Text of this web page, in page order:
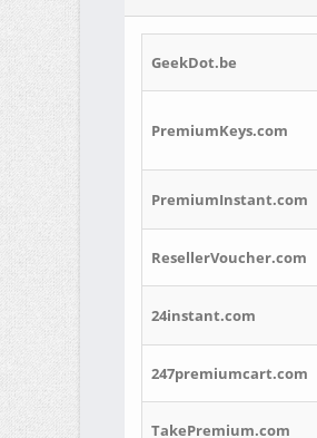
GeekDot.be
PremiumKeys.com
PremiumInstant.com
ResellerVoucher.com
24instant.com
247premiumcart.com
TakePremium.com